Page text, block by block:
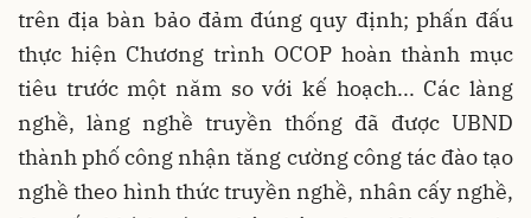
trên địa bàn bảo đảm đúng quy định; phấn đấu
thực hiện Chương trình OCOP hoàn thành mục
tiêu trước một năm so với kế hoạch... Các làng
nghề, làng nghề truyền thống đã được UBND
thành phố công nhận tăng cường công tác đào tạo
nghề theo hình thức truyền nghề, nhân cấy nghề,